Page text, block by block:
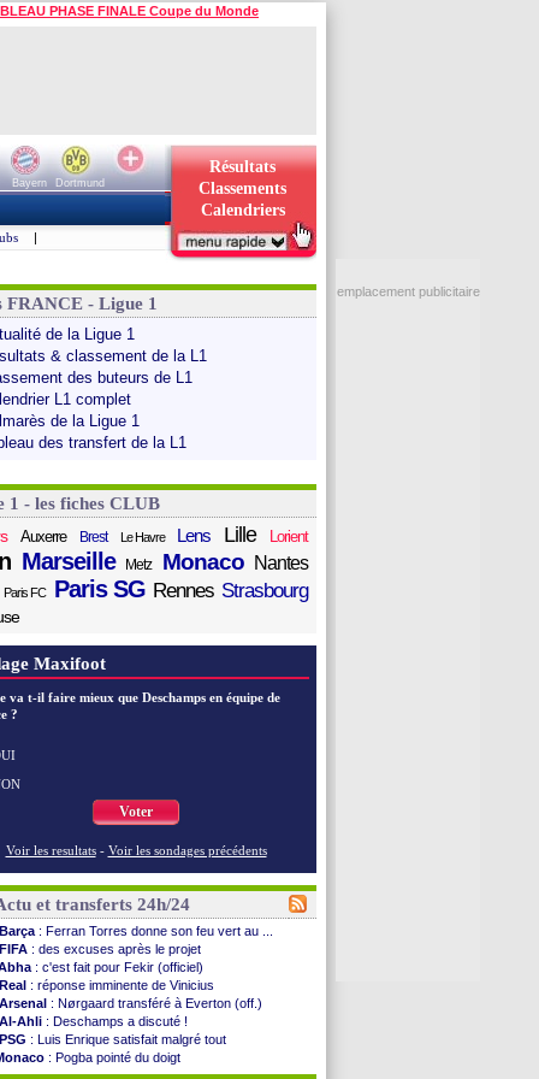
PHASE FINALE Coupe du Monde
Bayern
Dortmund
Résultats
Classements
Calendriers
|
FRANCE - Ligue 1
de la Ligue 1
& classement de la L1
des buteurs de L1
L1 complet
de la Ligue 1
des transfert de la L1
1 - les fiches CLUB
Auxerre Brest Le Havre Lens Lille Lorient
Marseille Metz Monaco Nantes
Paris FC Paris SG Rennes Strasbourg
Maxifoot
va t-il faire mieux que Deschamps en équipe de
?
Voter
Voir les resultats - Voir les sondages précédents
et transferts 24h/24
Barça : Ferran Torres donne son feu vert au ...
FIFA : des excuses après le projet
: c'est fait pour Fekir (officiel)
Real : réponse imminente de Vinicius
Arsenal : Nørgaard transféré à Everton (off.)
Al-Ahli : Deschamps a discuté !
PSG : Luis Enrique satisfait malgré tout
: Pogba pointé du doigt
: Zabiri n'est pas fan de la L1
emplacement publicitaire